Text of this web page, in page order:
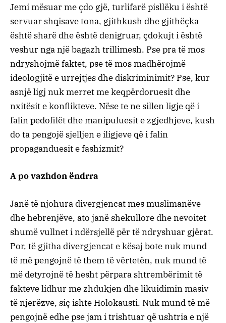
Jemi mësuar me çdo gjë, turlifarë pisllëku i është
servuar shqisave tona, gjithkush dhe gjithëçka
është sharë dhe është denigruar, çdokujt i është
veshur nga një bagazh trillimesh. Pse pra të mos
ndryshojmë faktet, pse të mos madhërojmë
ideologjitë e urrejtjes dhe diskriminimit? Pse, kur
asnjë ligj nuk merret me keqpërdoruesit dhe
nxitësit e konflikteve. Nëse te ne sillen ligje që i
falin pedofilët dhe manipuluesit e zgjedhjeve, kush
do ta pengojë sjelljen e iligjeve që i falin
propaganduesit e fashizmit?
A po vazhdon ëndrra
Janë të njohura divergjencat mes muslimanëve
dhe hebrenjëve, ato janë shekullore dhe nevoitet
shumë vullnet i ndërsjellë për të ndryshuar gjërat.
Por, të gjitha divergjencat e kësaj bote nuk mund
të më pengojnë të them të vërtetën, nuk mund të
më detyrojnë të hesht përpara shtrembërimit të
fakteve lidhur me zhdukjen dhe likuidimin masiv
të njerëzve, siç ishte Holokausti. Nuk mund të më
pengojnë edhe pse jam i trishtuar që ushtria e një